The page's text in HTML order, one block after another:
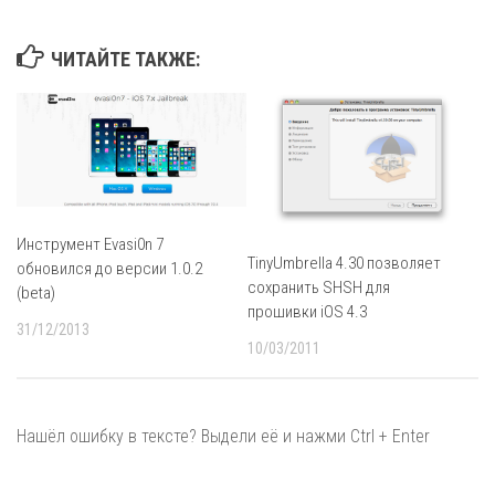
ЧИТАЙТЕ ТАКЖЕ:
Инструмент Evasi0n 7
обновился до версии 1.0.2
(beta)
31/12/2013
TinyUmbrella 4.30 позволяет
сохранить SHSH для
прошивки iOS 4.3
10/03/2011
Нашёл ошибку в тексте? Выдели её и нажми Ctrl + Enter